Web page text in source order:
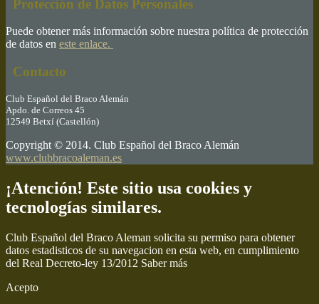
Protección de Datos Personales
Puede obtener más información sobre nuestra política de protección
de datos en este enlace.
Contacto
Club Español del Braco Alemán
Apdo. de Correos 45
12549 Betxí (Castellón)
Copyright © 2014. Club Español del Braco Alemán
www.clubbracoaleman.es
¡Atención! Este sitio usa cookies y
tecnologías similares.
Club Español del Braco Aleman solicita su permiso para obtener
datos estadisticos de su navegacion en esta web, en cumplimiento
del Real Decreto-ley 13/2012 Saber más
Acepto